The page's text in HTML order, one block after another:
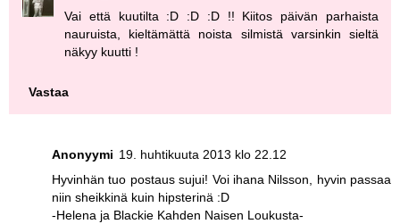
Vai että kuutilta :D :D :D !! Kiitos päivän parhaista
nauruista, kieltämättä noista silmistä varsinkin sieltä
näkyy kuutti !
Vastaa
Anonyymi 19. huhtikuuta 2013 klo 22.12
Hyvinhän tuo postaus sujui! Voi ihana Nilsson, hyvin passaa
niin sheikkinä kuin hipsterinä :D
-Helena ja Blackie Kahden Naisen Loukusta-